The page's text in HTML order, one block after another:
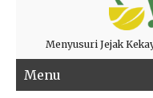
Menyusuri Jejak
Menu